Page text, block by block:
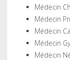
Médecin
Médecin
Médecin
Médecin
Médecin